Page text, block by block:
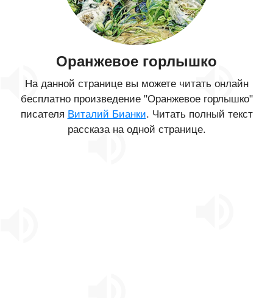
Оранжевое горлышко
На данной странице вы можете читать онлайн
бесплатно произведение "Оранжевое горлышко"
писателя Виталий Бианки. Читать полный текст
рассказа на одной странице.